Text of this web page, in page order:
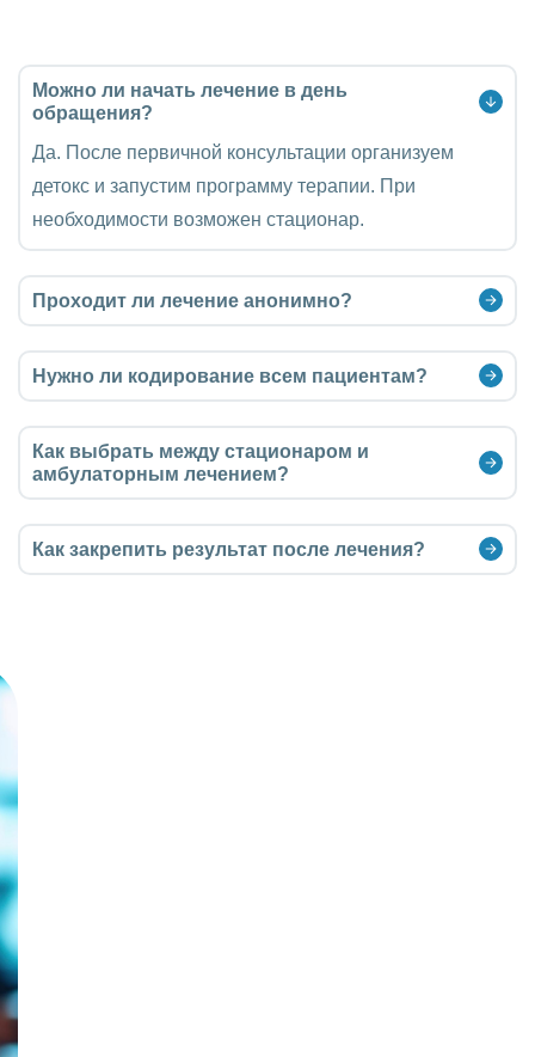
Можно ли начать лечение в день
обращения?
Да. После первичной консультации организуем
детокс и запустим программу терапии. При
необходимости возможен стационар.
Проходит ли лечение анонимно?
Нужно ли кодирование всем пациентам?
Как выбрать между стационаром и
амбулаторным лечением?
Как закрепить результат после лечения?